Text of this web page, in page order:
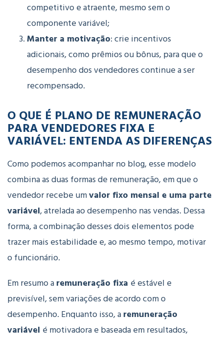
competitivo e atraente, mesmo sem o
componente variável;
Manter a motivação: crie incentivos
adicionais, como prêmios ou bônus, para que o
desempenho dos vendedores continue a ser
recompensado.
O QUE É PLANO DE REMUNERAÇÃO
PARA VENDEDORES FIXA E
VARIÁVEL: ENTENDA AS DIFERENÇAS
Como podemos acompanhar no blog, esse modelo
combina as duas formas de remuneração, em que o
vendedor recebe umvalor fixo mensal e uma parte
variável, atrelada ao desempenho nas vendas. Dessa
forma, a combinação desses dois elementos pode
trazer mais estabilidade e, ao mesmo tempo, motivar
o funcionário.
Em resumo aremuneração fixa é estável e
previsível, sem variações de acordo com o
desempenho. Enquanto isso, aremuneração
variável é motivadora e baseada em resultados,